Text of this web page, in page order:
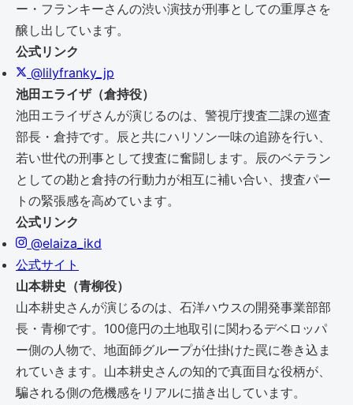
ー・フランキーさんの渋い演技が刑事としての重厚さを
醸し出しています。
公式リンク
@lilyfranky_jp
池田エライザ（倉持役）
池田エライザさんが演じるのは、警視庁捜査二課の巡査
部長・倉持です。辰と共にハリソン一味の追跡を行い、
若い世代の刑事として捜査に奮闘します。辰のベテラン
としての勘と倉持の行動力が相互に補い合い、捜査パー
トの緊張感を高めています。
公式リンク
@elaiza_ikd
公式サイト
山本耕史（青柳役）
山本耕史さんが演じるのは、石洋ハウスの開発事業部部
長・青柳です。100億円の土地取引に関わるデベロッパ
ー側の人物で、地面師グループが仕掛けた罠に巻き込ま
れていきます。山本耕史さんの知的で真面目な役柄が、
騙される側の危機感をリアルに描き出しています。